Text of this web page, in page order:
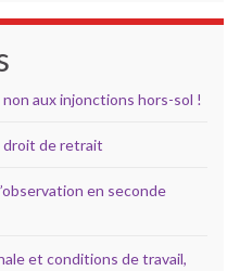
non aux injonctions hors-sol !
droit de retrait
en seconde
et conditions de travail,